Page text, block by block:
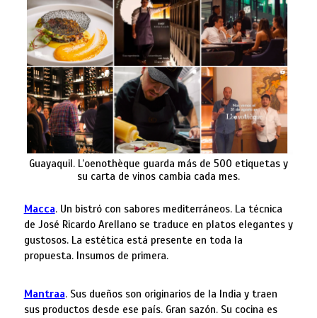
Guayaquil. L’oenothèque guarda más de 500 etiquetas y
su carta de vinos cambia cada mes.
Macca. Un bistró con sabores mediterráneos. La técnica
de José Ricardo Arellano se traduce en platos elegantes y
gustosos. La estética está presente en toda la
propuesta. Insumos de primera.
Mantraa. Sus dueños son originarios de la India y traen
sus productos desde ese país. Gran sazón. Su cocina es